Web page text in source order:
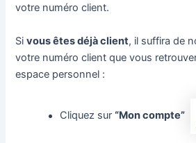
votre numéro client.
Sivous êtes déjà client, il suffira de
votre numéro client que vous
espace personnel :
Cliquez sur“Mon compte”